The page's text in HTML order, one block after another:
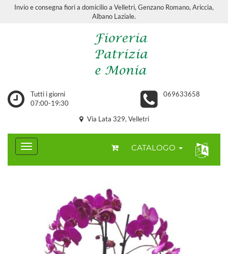
Invio e consegna fiori a domicilio a Velletri, Genzano Romano, Ariccia,
Albano Laziale.
Tutti i giorni
07:00-19:30
069633658
Via Lata 329, Velletri
CATALOGO